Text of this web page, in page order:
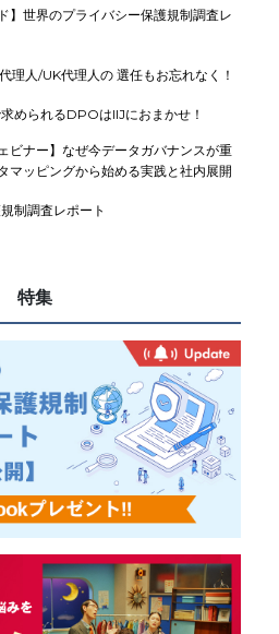
】世界のプライバシー保護規制調査レ
理人/UK代理人の 選任もお忘れなく！
められるDPOはIIJにおまかせ！
ビナー】なぜ今データガバナンスが重
マッピングから始める実践と社内展開
制調査レポート
特集